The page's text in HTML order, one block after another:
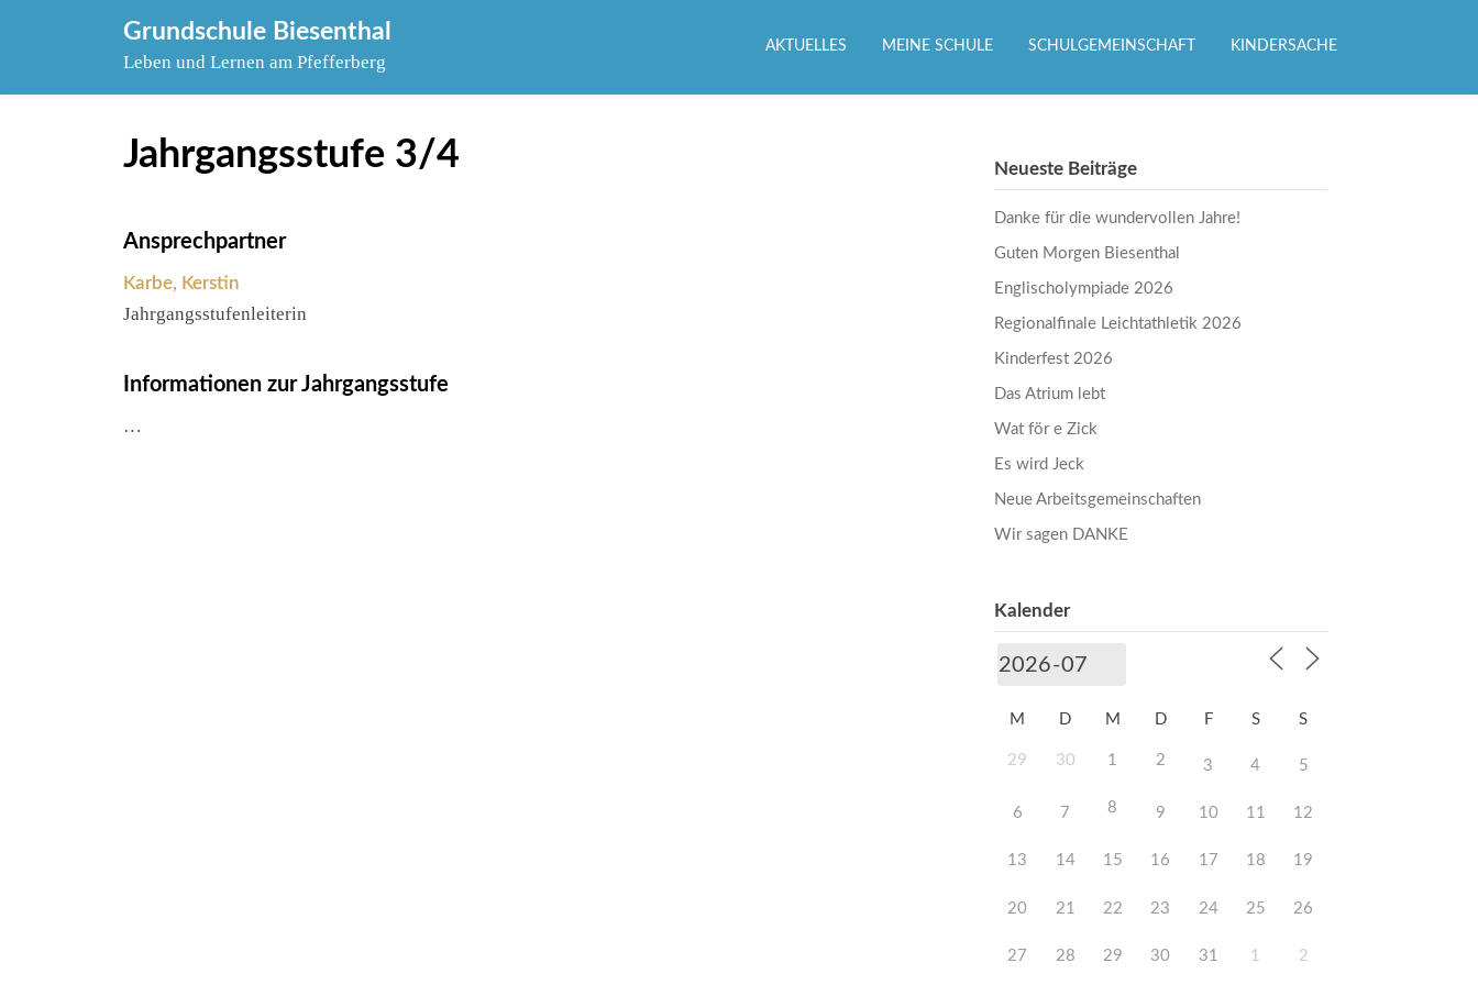
Grundschule Biesenthal
Leben und Lernen am Pfefferberg
AKTUELLES MEINE SCHULE SCHULGEMEINSCHAFT KINDERSACHE
Jahrgangsstufe 3/4
Ansprechpartner
Karbe, Kerstin
Jahrgangsstufenleiterin
Informationen zur Jahrgangsstufe
…
Neueste Beiträge
Danke für die wundervollen Jahre!
Guten Morgen Biesenthal
Englischolympiade 2026
Regionalfinale Leichtathletik 2026
Kinderfest 2026
Das Atrium lebt
Wat för e Zick
Es wird Jeck
Neue Arbeitsgemeinschaften
Wir sagen DANKE
Kalender
M D M D F S S
29 30 1 2 3 4 5
6 7 8 9 10 11 12
13 14 15 16 17 18 19
20 21 22 23 24 25 26
27 28 29 30 31 1 2